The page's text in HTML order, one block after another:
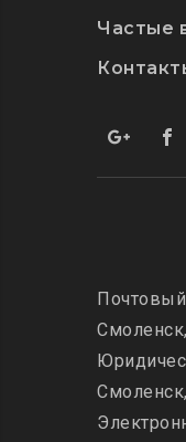
Частые
Почтовый